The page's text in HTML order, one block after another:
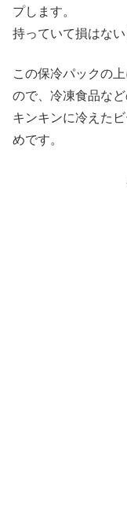
プします。
持っていて損はない
この保冷パックの
ので、冷凍食品な
キンキンに冷えた
めです。